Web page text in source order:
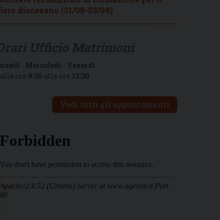
diocesano (31/08-03/09)
- Mercoledì - Venerdì
ore 9:30 alle ore 12:30
Vedi tutti gli appuntamenti